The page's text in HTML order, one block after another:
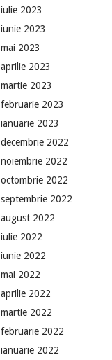
iulie 2023
iunie 2023
mai 2023
aprilie 2023
martie 2023
februarie 2023
ianuarie 2023
decembrie 2022
noiembrie 2022
octombrie 2022
septembrie 2022
august 2022
iulie 2022
iunie 2022
mai 2022
aprilie 2022
martie 2022
februarie 2022
ianuarie 2022